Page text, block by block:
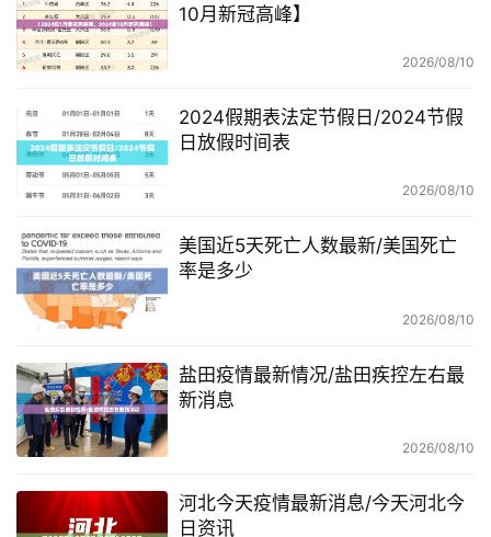
10月新冠高峰】
2026/08/10
2024假期表法定节假日/2024节假
日放假时间表
2026/08/10
美国近5天死亡人数最新/美国死亡
率是多少
2026/08/10
盐田疫情最新情况/盐田疾控左右最
新消息
2026/08/10
河北今天疫情最新消息/今天河北今
日资讯